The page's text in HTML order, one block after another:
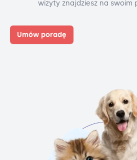
wizyty znajdziesz na swoim
Umów poradę